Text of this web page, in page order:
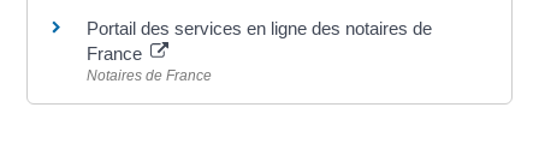
Portail des services en ligne des notaires de
France
Notaires de France